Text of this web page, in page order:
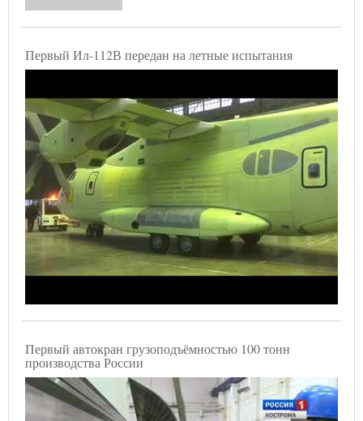
Первый Ил-112В передан на летные испытания
Первый автокран грузоподъёмностью 100 тонн
производства России